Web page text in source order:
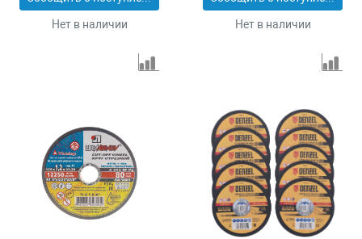
Нет в наличии Нет в наличии